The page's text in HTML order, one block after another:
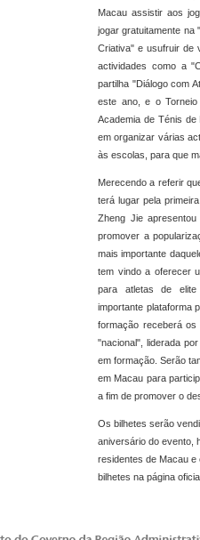
Macau assistir aos
jogar gratuitamente na
Criativa" e usufruir de
actividades como a
partilha "Diálogo com
este ano, e o
Academia de Ténis de
em organizar várias
às escolas, para que
Merecendo a referir
terá lugar pela
Zheng Jie
promover a
mais importante
tem vindo a oferecer
para atletas de elite
importante plataforma
formação receberá
"nacional", liderada
em formação. Serão
em Macau para
a fim de promover o
Os bilhetes serão
aniversário do evento,
residentes de Macau
bilhetes na página